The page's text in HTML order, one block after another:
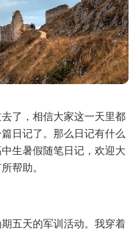
了，相信大家这一天里都
日记了。那么日记有什么
生暑假随笔日记，欢迎大
帮助。
五天的军训活动。我穿着